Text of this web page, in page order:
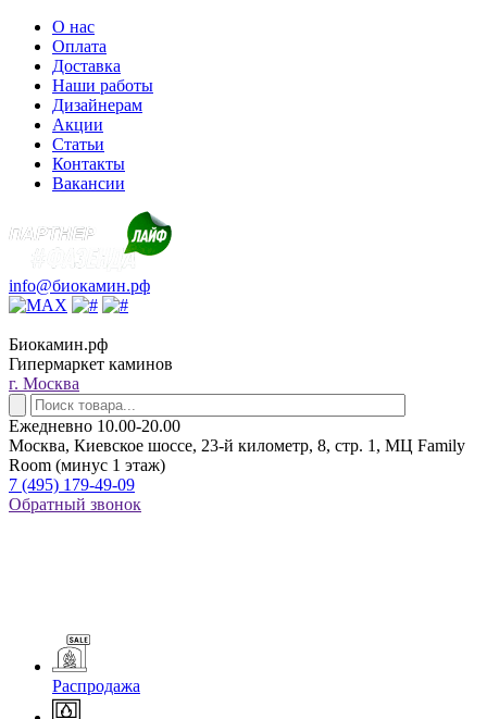
О нас
Оплата
Доставка
Наши работы
Дизайнерам
Акции
Статьи
Контакты
Вакансии
info@биокамин.рф
Биокамин.рф
Гипермаркет каминов
г. Москва
Ежедневно 10.00-20.00
Москва, Киевское шоссе, 23-й километр, 8, стр. 1, МЦ Family
Room (минус 1 этаж)
7 (495) 179-49-09
Обратный звонок
Распродажа